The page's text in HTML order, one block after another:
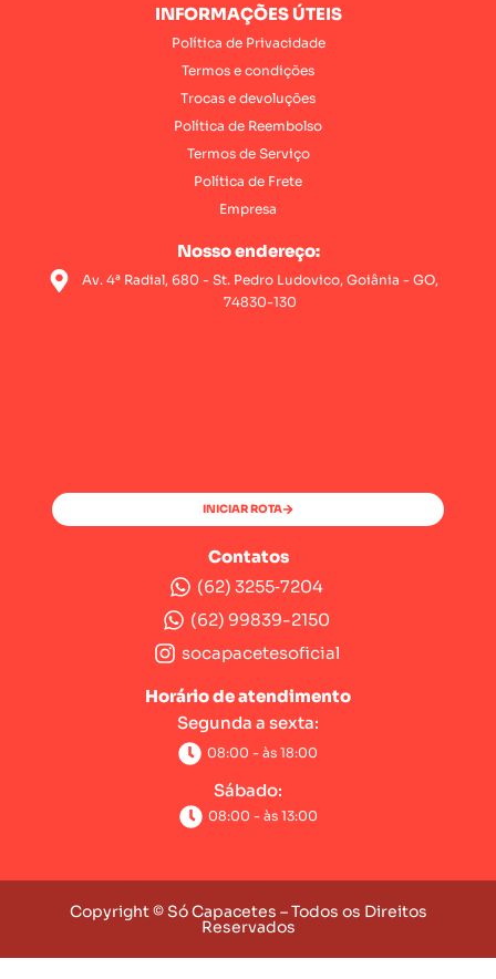
INFORMAÇÕES ÚTEIS
Política de Privacidade
Termos e condições
Trocas e devoluções
Política de Reembolso
Termos de Serviço
Política de Frete
Empresa
Nosso endereço:
Av. 4ª Radial, 680 - St. Pedro Ludovico, Goiânia - GO,
74830-130
INICIAR ROTA
Contatos
(62) 3255‑7204‬
(62) 99839-2150
socapacetesoficial
Horário de atendimento
Segunda a sexta:
08:00 - às 18:00
Sábado:
08:00 - às 13:00
Copyright © Só Capacetes – Todos os Direitos
Reservados